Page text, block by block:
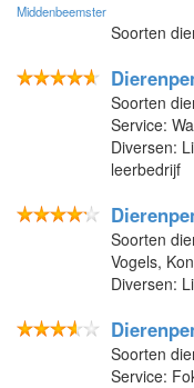
Middenbeemster
Soorten
Soorten
Service:
Diversen:
leerbedrijf
Soorten
Vogels,
Diversen:
Soorten
Service: